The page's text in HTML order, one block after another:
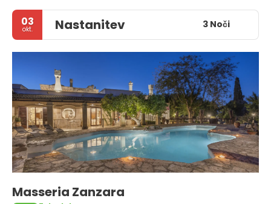
03
okt. Nastanitev 3 Noči
Masseria Zanzara